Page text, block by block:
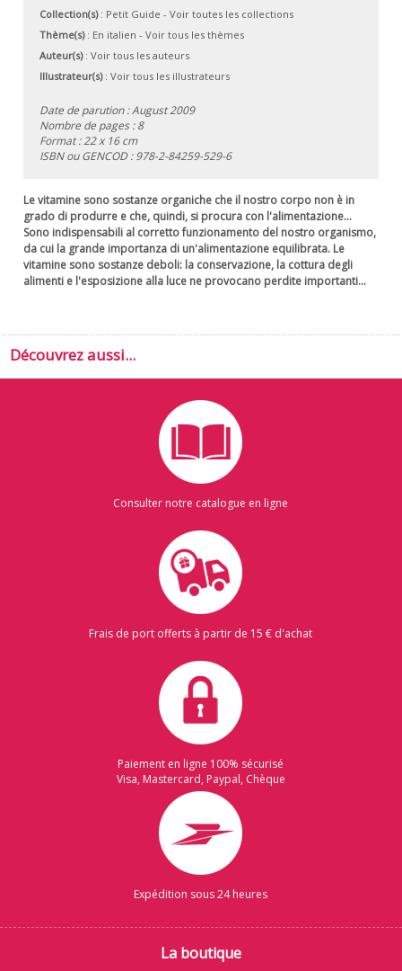
Collection(s): Petit Guide - Voir toutes les collections
Thème(s): En italien - Voir tous les thèmes
Auteur(s): Voir tous les auteurs
Illustrateur(s): Voir tous les illustrateurs
Date de parution : August 2009
Nombre de pages : 8
Format : 22 x 16 cm
ISBN ou GENCOD :978-2-84259-529-6
Le vitamine sono sostanze organiche che il nostro corpo non è in
grado di produrre e che, quindi, si procura con l'alimentazione...
Sono indispensabili al corretto funzionamento del nostro organismo,
da cui la grande importanza di un'alimentazione equilibrata. Le
vitamine sono sostanze deboli: la conservazione, la cottura degli
alimenti e l'esposizione alla luce ne provocano perdite importanti...
Découvrez aussi...
Consulter notre catalogue en ligne
Frais de port offerts à partir de 15 € d'achat
Paiement en ligne 100% sécurisé
Visa, Mastercard, Paypal, Chèque
Expédition sous 24 heures
La boutique